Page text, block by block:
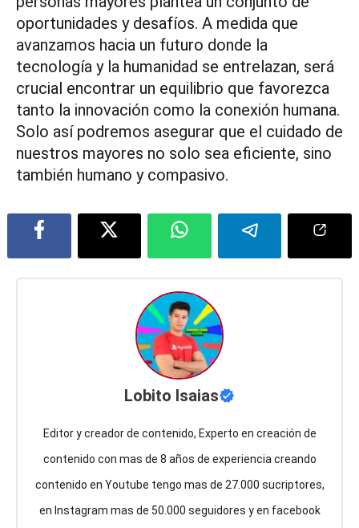
oportunidades y desafíos. A medida que
avanzamos hacia un futuro donde la
tecnología y la humanidad se entrelazan, será
crucial encontrar un equilibrio que favorezca
tanto la innovación como la conexión humana.
Solo así podremos asegurar que el cuidado de
nuestros mayores no solo sea eficiente, sino
también humano y compasivo.
Lobito Isaias
Editor y creador de contenido, Experto en creación de
contenido con mas de 8 años de experiencia creando
contenido en Youtube tengo mas de 27.000 sucriptores,
en Instagram mas de 50.000 seguidores y en facebook